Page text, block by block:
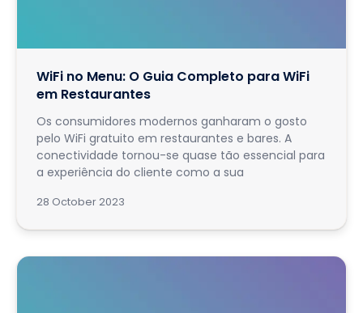
WiFi no Menu: O Guia Completo para WiFi
em Restaurantes
Os consumidores modernos ganharam o gosto
pelo WiFi gratuito em restaurantes e bares. A
conectividade tornou-se quase tão essencial para
a experiência do cliente como a sua
28 October 2023